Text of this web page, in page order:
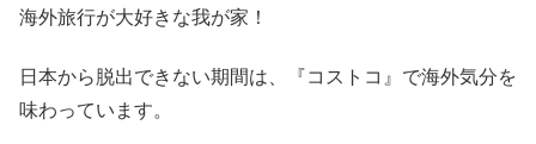
海外旅行が大好きな我が家！
日本から脱出できない期間は、『コストコ』 で海外気分を
味わっています。